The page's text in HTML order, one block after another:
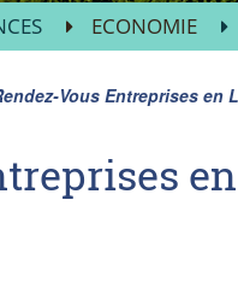
ECONOMIE
Vous Entreprises en